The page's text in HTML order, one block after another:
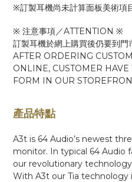
※訂製耳機尚未計算面板美術項
※ 注意事項／ATTENTION ※
訂製耳機於網上購買後仍要到門
AFTER ORDERING
ONLINE, CUSTOMER
FORM IN OUR
產品特點
A3t is 64 Audio’s newest
monitor. In typical 64 Audio
our revolutionary
With A3t our Tia technology